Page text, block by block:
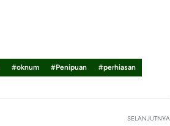
#oknum #Penipuan #perhiasan
SELANJUTNYA